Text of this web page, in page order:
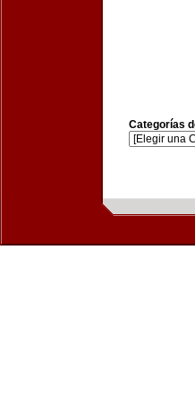
Categorías